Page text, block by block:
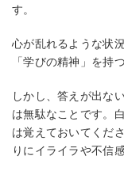
す。
心が乱れるような状
「学びの精神」を持
しかし、答えが出な
は無駄なことです。
は覚えておいてくだ
りにイライラや不信